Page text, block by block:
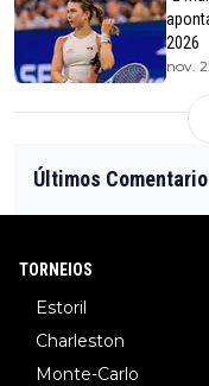
2026
nov.
Últimos
TORNEIOS
Estoril
Charleston
Monte-Carlo